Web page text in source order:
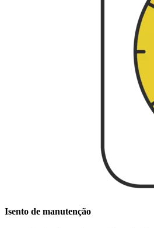
Isento de manutenção